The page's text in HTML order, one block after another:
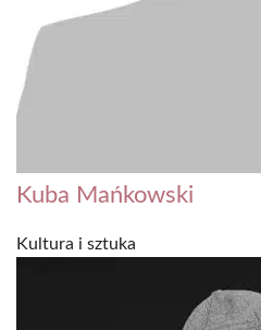
Kuba Mańkowski
Kultura i sztuka